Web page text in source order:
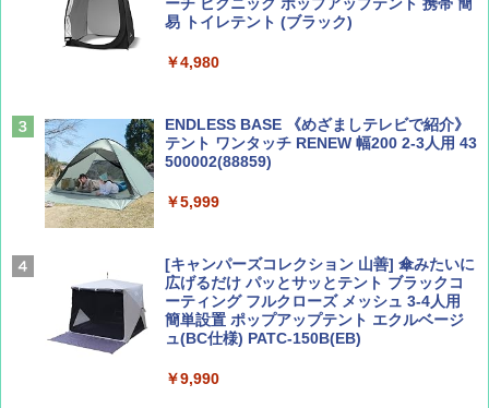
AIRLINE（エアライン）2026年9月号【特
集】ボーイング110周年を祝して！
￥1,760
球の歩き方A ヨーロッパ
A26 地球の歩き方 チェコ ポーランド スロヴ
ァキア 2026～2027 地球の歩き方A ヨーロッ
ーチ ピクニック ポップアップテント 携帯 簡
易 トイレテント (ブラック)
￥4,980
ENDLESS BASE 《めざましテレビで紹介》
テント ワンタッチ RENEW 幅200 2-3人用 43
500002(88859)
￥5,999
[キャンパーズコレクション 山善] 傘みたいに
広げるだけ パッとサッとテント ブラックコ
ーティング フルクローズ メッシュ 3-4人用
簡単設置 ポップアップテント エクルベージ
ュ(BC仕様) PATC-150B(EB)
￥9,990